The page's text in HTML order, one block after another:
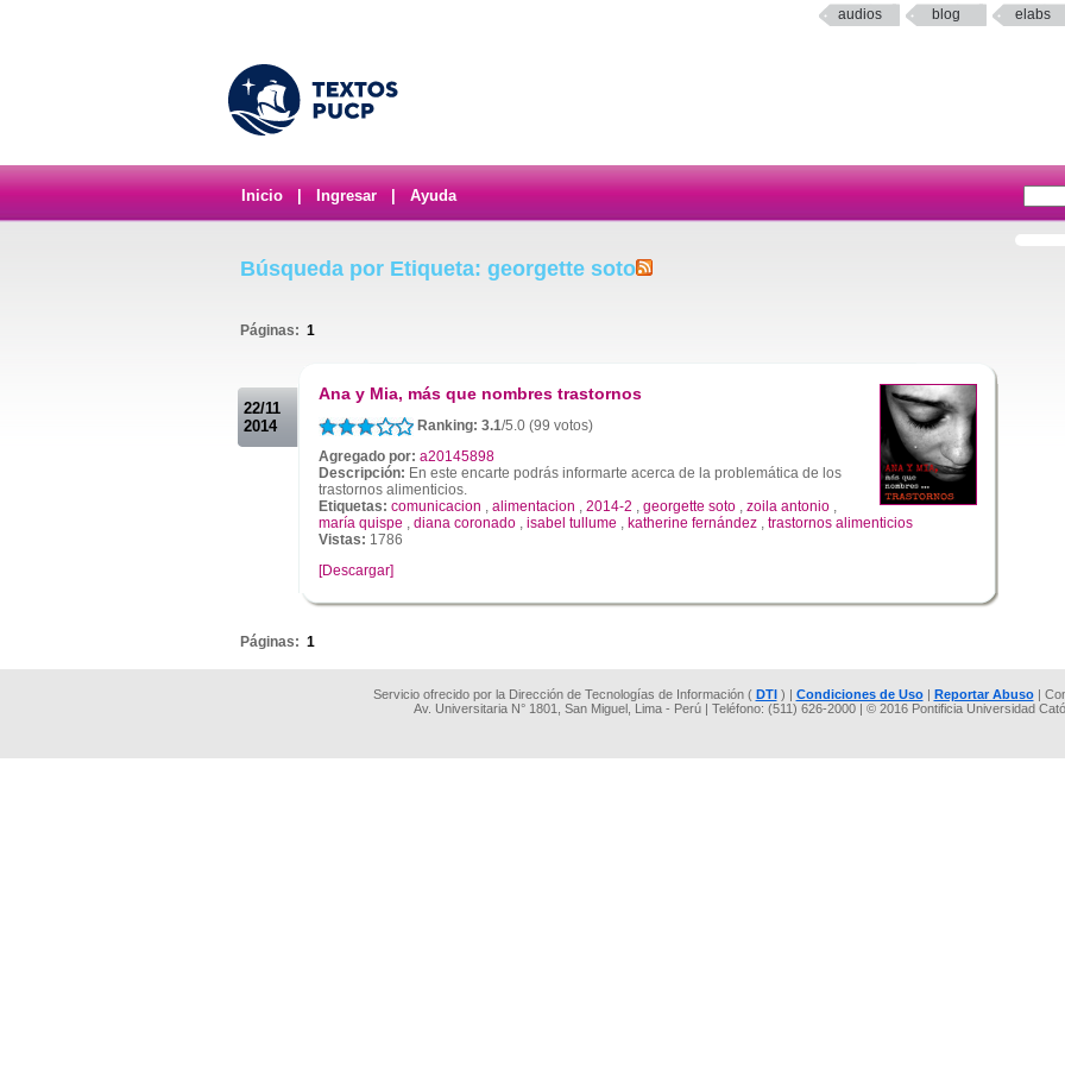
audios blog elabs
Inicio Ingresar Ayuda
Búsqueda por Etiqueta: georgette soto
Páginas: 1
22/11
2014
Ana y Mia, más que nombres trastornos
Ranking: 3.1/5.0 (99 votos)
Agregado por: a20145898
Descripción: En este encarte podrás informarte acerca de la problemática de los
trastornos alimenticios.
Etiquetas: comunicacion , alimentacion , 2014-2 , georgette soto , zoila antonio ,
maría quispe , diana coronado , isabel tullume , katherine fernández , trastornos alimenticios
Vistas: 1786
[Descargar]
Páginas: 1
Servicio ofrecido por la Dirección de Tecnologías de Información ( DTI) | Condiciones de Uso| Reportar Abuso|
Av. Universitaria N° 1801, San Miguel, Lima - Perú | Teléfono: (511) 626-2000 | © 2016 Pontificia Universidad